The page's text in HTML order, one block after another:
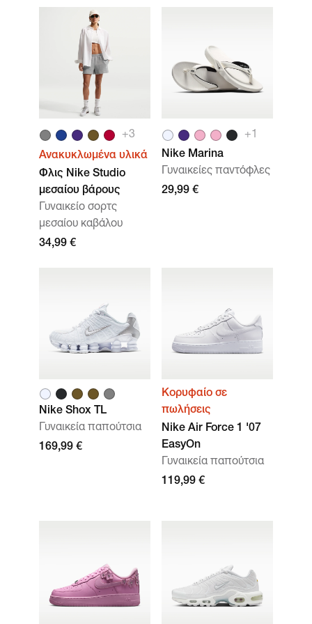
+3
Ανακυκλωμένα υλικά
Φλις Nike Studio
μεσαίου βάρους
Γυναικείο σορτς
μεσαίου καβάλου
34,99 €
+1
Nike Marina
Γυναικείες παντόφλες
29,99 €
Nike Shox TL
Γυναικεία παπούτσια
169,99 €
Κορυφαίο σε
πωλήσεις
Nike Air Force 1 '07
EasyOn
Γυναικεία παπούτσια
119,99 €